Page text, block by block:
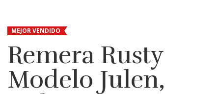
MEJOR VENDIDO
Remera Rusty
Modelo Julen,